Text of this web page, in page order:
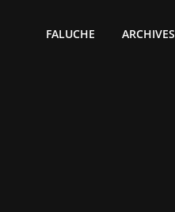
FALUCHE ARCHIVES